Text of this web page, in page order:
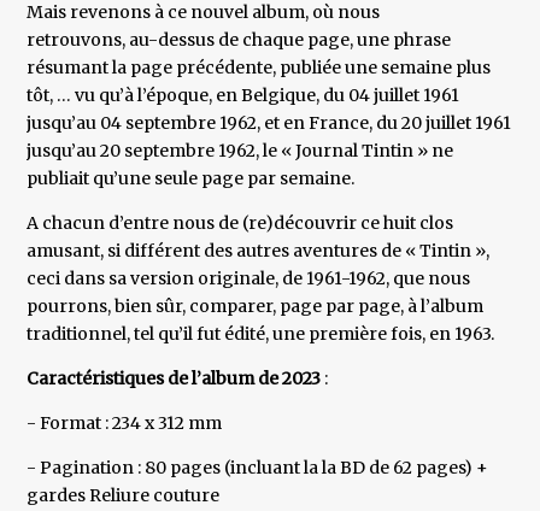
Mais revenons à ce nouvel album, où nous
retrouvons, au-dessus de chaque page, une phrase
résumant la page précédente, publiée une semaine plus
tôt, … vu qu’à l’époque, en Belgique, du 04 juillet 1961
jusqu’au 04 septembre 1962, et en France, du 20 juillet 1961
jusqu’au 20 septembre 1962, le « Journal Tintin » ne
publiait qu’une seule page par semaine.
A chacun d’entre nous de (re)découvrir ce huit clos
amusant, si différent des autres aventures de « Tintin »,
ceci dans sa version originale, de 1961-1962, que nous
pourrons, bien sûr, comparer, page par page, à l’album
traditionnel, tel qu’il fut édité, une première fois, en 1963.
Caractéristiques de l’album de 2023 :
- Format : 234 x 312 mm
- Pagination : 80 pages (incluant la la BD de 62 pages) +
gardes Reliure couture